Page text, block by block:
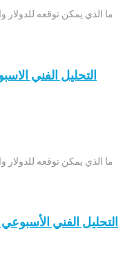
ما الذي يمكن توقعه للدولار
ما الذي يمكن توقعه للدولار
التحليل الفني الأسبوعي 23 – 27 ديسمبر 2024 / أفضل وقت؟